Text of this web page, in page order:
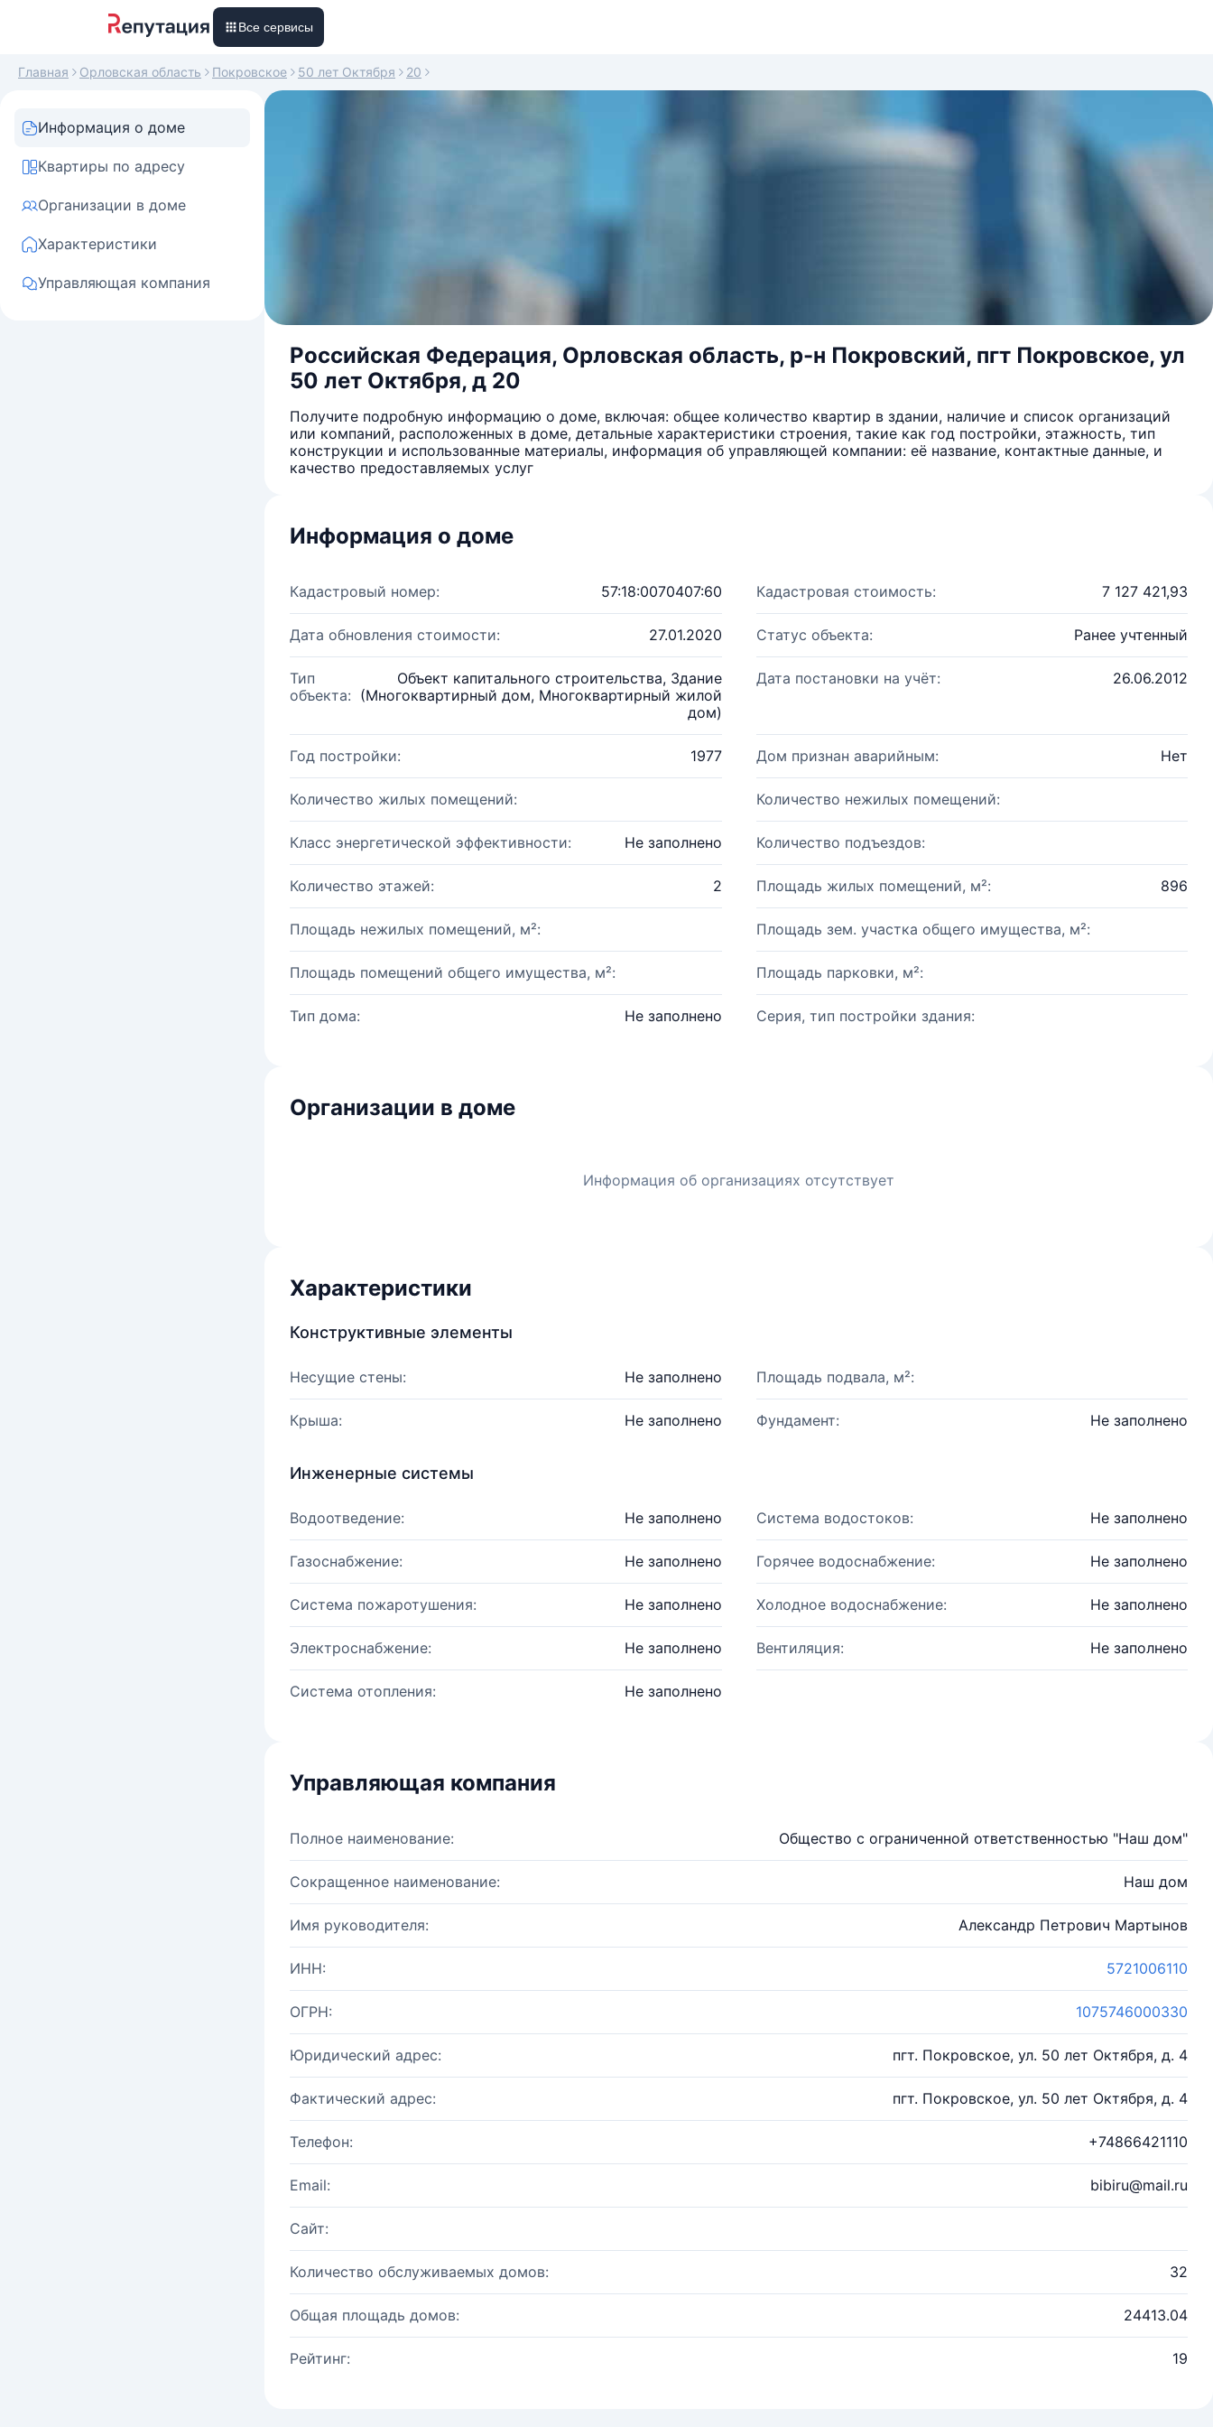
Все сервисы
Главная Орловская область Покровское 50 лет Октября 20
Информация о доме
Квартиры по адресу
Организации в доме
Характеристики
Управляющая компания
Российская Федерация, Орловская область, р-н Покровский, пгт Покровское, ул
50 лет Октября, д 20
Получите подробную информацию о доме, включая: общее количество квартир в здании, наличие и список организаций
или компаний, расположенных в доме, детальные характеристики строения, такие как год постройки, этажность, тип
конструкции и использованные материалы, информация об управляющей компании: её название, контактные данные, и
качество предоставляемых услуг
Информация о доме
Кадастровый номер: 57:18:0070407:60 Кадастровая стоимость: 7 127 421,93
Дата обновления стоимости: 27.01.2020 Статус объекта: Ранее учтенный
Тип
объекта:
Объект капитального строительства, Здание
(Многоквартирный дом, Многоквартирный жилой
дом)
Дата постановки на учёт: 26.06.2012
Год постройки: 1977 Дом признан аварийным: Нет
Количество жилых помещений: Количество нежилых помещений:
Класс энергетической эффективности: Не заполнено Количество подъездов:
Количество этажей: 2 Площадь жилых помещений, м²: 896
Площадь нежилых помещений, м²: Площадь зем. участка общего имущества, м²:
Площадь помещений общего имущества, м²: Площадь парковки, м²:
Тип дома: Не заполнено Серия, тип постройки здания:
Организации в доме
Информация об организациях отсутствует
Характеристики
Конструктивные элементы
Несущие стены: Не заполнено Площадь подвала, м²:
Крыша: Не заполнено Фундамент: Не заполнено
Инженерные системы
Водоотведение: Не заполнено Система водостоков: Не заполнено
Газоснабжение: Не заполнено Горячее водоснабжение: Не заполнено
Система пожаротушения: Не заполнено Холодное водоснабжение: Не заполнено
Электроснабжение: Не заполнено Вентиляция: Не заполнено
Система отопления: Не заполнено
Управляющая компания
Полное наименование: Общество с ограниченной ответственностью "Наш дом"
Сокращенное наименование: Наш дом
Имя руководителя: Александр Петрович Мартынов
ИНН: 5721006110
ОГРН: 1075746000330
Юридический адрес: пгт. Покровское, ул. 50 лет Октября, д. 4
Фактический адрес: пгт. Покровское, ул. 50 лет Октября, д. 4
Телефон: +74866421110
Email: bibiru@mail.ru
Сайт:
Количество обслуживаемых домов: 32
Общая площадь домов: 24413.04
Рейтинг: 19